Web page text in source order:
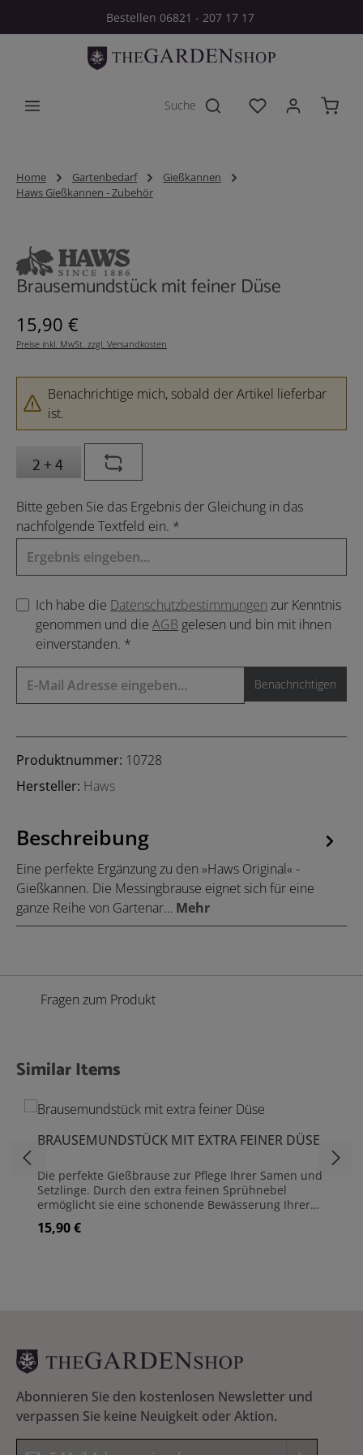
Zum Hauptinhalt springenBestellen 06821 - 207 17 17
Du hast 0
Home Gartenbedarf
Gießkannen
Haws Gießkannen - Zubehör
Brausemundstück mit feiner Düse
Regulärer Preis:
15,90 €
Preise inkl. MwSt. zzgl. Versandkosten
Benachrichtige mich, sobald der Artikel lieferbar
ist.
Bitte geben Sie das Ergebnis der Gleichung in das
nachfolgende Textfeld ein. *
Ich habe die Datenschutzbestimmungen zur Kenntnis
genommen und die AGB gelesen und bin mit ihnen
einverstanden. *
Benachrichtigen
Produktnummer: 10728
Hersteller: Haws
Beschreibung
Eine perfekte Ergänzung zu den »Haws Original« -
Gießkannen. Die Messingbrause eignet sich für eine
ganze Reihe von Gartenar… Mehr
Fragen zum Produkt
Produktgalerie überspringen
Similar Items
BRAUSEMUNDSTÜCK MIT EXTRA FEINER DÜSE
Die perfekte Gießbrause zur Pflege Ihrer Samen und
Setzlinge. Durch den extra feinen Sprühnebel
ermöglicht sie eine schonende Bewässerung Ihrer
Sämlinge zu beschädigen oder auszuwaschen. Die
Reach 4,5 L Long Reach 8,8 L Slim Can 5,0 L Die
Aufstecktülle hat einen Innendurchmesser von ca.
Regulärer Preis:
15,90 €
Abonnieren Sie den kostenlosen Newsletter und
verpassen Sie keine Neuigkeit oder Aktion.
E-Mail-Adresse*